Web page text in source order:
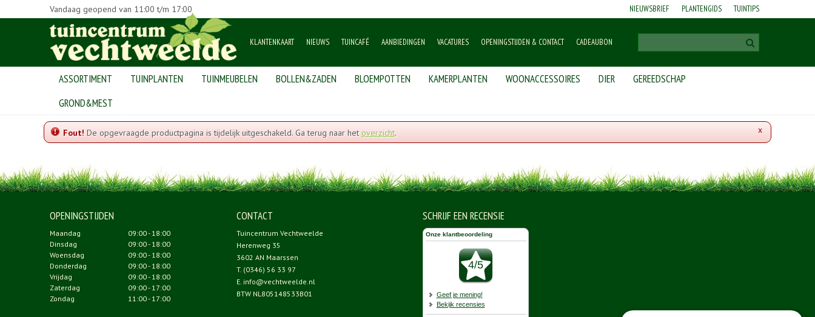
Home
Vandaag geopend van 11:00 t/m 17:00 NIEUWSBRIEF PLANTENGIDS TUINTIPS
KLANTENKAART NIEUWS TUINCAFÉ AANBIEDINGEN VACATURES OPENINGSTIJDEN & CONTACT CADEAUBON
ASSORTIMENT TUINPLANTEN TUINMEUBELEN BOLLEN&ZADEN BLOEMPOTTEN KAMERPLANTEN WOONACCESSOIRES DIER
GEREEDSCHAP
GROND&MEST
x
Fout! De opgevraagde productpagina is tijdelijk uitgeschakeld. Ga terug naar hetoverzicht.
OPENINGSTIJDEN
Maandag
09:00 - 18:00
Dinsdag
09:00 - 18:00
Woensdag
09:00 - 18:00
Donderdag
09:00 - 18:00
Vrijdag
09:00 - 18:00
Zaterdag
09:00 - 17:00
Zondag
11:00 - 17:00
CONTACT
Tuincentrum Vechtweelde
Herenweg 35
3602 AN Maarssen
T. (0346) 56 33 97
E. info@vechtweelde.nl
BTW NL805148533B01
SCHRIJF EEN RECENSIE